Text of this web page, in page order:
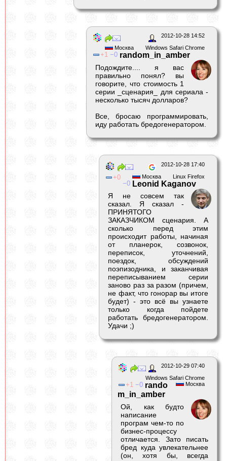
2012-10-28 14:52
Windows Safari Chrome
Москва
1 0 random_in_amber
Подождите.... я вас
правильно понял? вы
говорите, что стоимость 1
серии _сценария_ для сериала -
несколько тысяч долларов?
Все, бросаю программировать,
иду работать бредогенератором.
2012-10-28 17:40
Linux Firefox
Москва
0
0 Leonid Kaganov
Я не совсем так
сказал. Я сказал -
ПРИНЯТОГО
ЗАКАЗЧИКОМ сценария. А
сколько перед этим
происходит работы, начиная
от планерок, созвонок,
переписок, уточнений,
поездок, обсуждений
поэпизодника, и заканчивая
переписыванием серии
заново раз за разом (причем,
не факт, что гонорар вы итоге
будет) - это всё вы узнаете
только когда пойдете
работать бредогенератором.
Удачи ;)
2012-10-29 07:40
Windows Safari Chrome
Москва
1 0 rando
m_in_amber
Ой, как будто
написание
програм чем-то по
бизнес-процессу
отличается. Зато писать
бред куда увлекательнее
(он, хотя бы, всегда